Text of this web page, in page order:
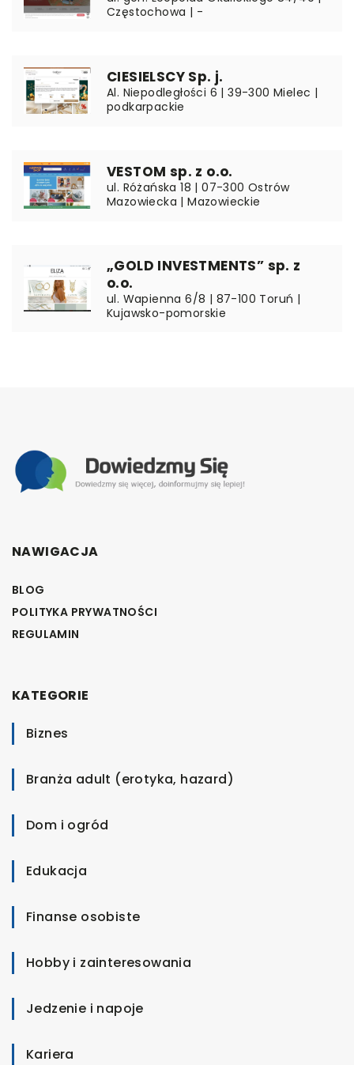
Częstochowa | -
CIESIELSCY Sp. j.
Al. Niepodległości 6 | 39-300 Mielec |
podkarpackie
VESTOM sp. z o.o.
ul. Różańska 18 | 07-300 Ostrów
Mazowiecka | Mazowieckie
„GOLD INVESTMENTS” sp. z
o.o.
ul. Wapienna 6/8 | 87-100 Toruń |
Kujawsko-pomorskie
NAWIGACJA
BLOG
POLITYKA PRYWATNOŚCI
REGULAMIN
KATEGORIE
Biznes
Branża adult (erotyka, hazard)
Dom i ogród
Edukacja
Finanse osobiste
Hobby i zainteresowania
Jedzenie i napoje
Kariera